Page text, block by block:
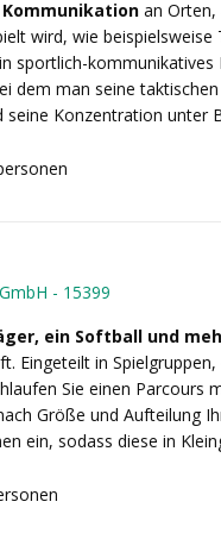
& Kommunikation
& Aufgabenverteilung
Incentive,
Kick-Off. -
MwS
t. + Fahrtkosten
an Orten,
wird, wie beispielsweise
sportlich-kommunikatives
dem man seine
seine Konzentration unter
Stellen Sie
vor
Präsentieren Sie
Führen Sie
Event: für Ihre
Seien Sie Gastgeber eines
- 15399
ein Softball und
Eingeteilt in
Sie einen Parcours
Größe und Aufteilung
ein, sodass diese in